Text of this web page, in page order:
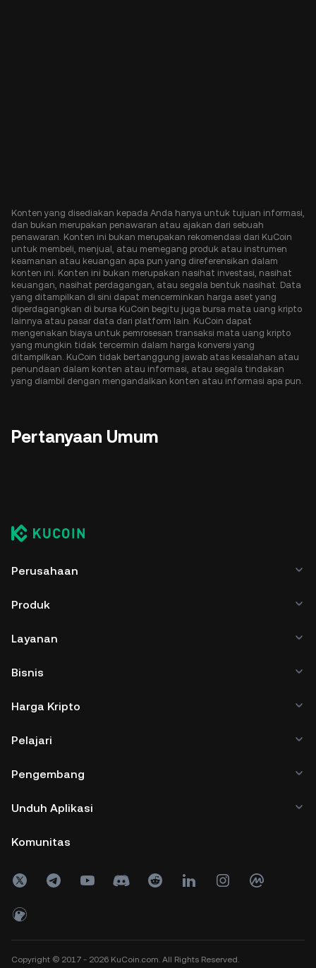
Konten yang disediakan kepada Anda hanya untuk tujuan informasi,
dan bukan merupakan penawaran atau ajakan dari sebuah
penawaran. Konten ini bukan merupakan rekomendasi dari KuCoin
untuk membeli, menjual, atau memegang produk atau instrumen
keamanan atau keuangan apa pun yang direferensikan dalam
konten ini. Konten ini bukan merupakan nasihat investasi, nasihat
keuangan, nasihat perdagangan, atau segala bentuk nasihat. Data
yang ditampilkan di sini dapat mencerminkan harga aset yang
diperdagangkan di bursa KuCoin begitu juga bursa mata uang kripto
lainnya atau pasar data dari platform lain. KuCoin dapat
mengenakan biaya untuk pemrosesan transaksi mata uang kripto
yang mungkin tidak tercermin dalam harga konversi yang
ditampilkan. KuCoin tidak bertanggung jawab atas kesalahan atau
penundaan dalam konten atau informasi, atau segala tindakan
yang diambil dengan mengandalkan konten atau informasi apa pun.
Pertanyaan Umum
Perusahaan
Produk
Layanan
Bisnis
Harga Kripto
Pelajari
Pengembang
Unduh Aplikasi
Komunitas
Copyright © 2017 - 2026 KuCoin.com. All Rights Reserved.